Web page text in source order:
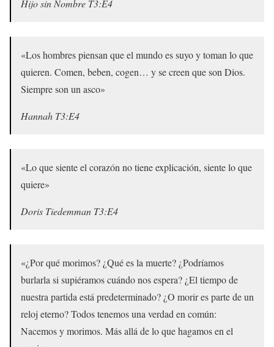
Hijo sin Nombre T3:E4
«Los hombres piensan que el mundo es suyo y toman lo que
quieren. Comen, beben, cogen… y se creen que son Dios.
Siempre son un asco»
Hannah T3:E4
«Lo que siente el corazón no tiene explicación, siente lo que
quiere»
Doris Tiedemman T3:E4
«¿Por qué morimos? ¿Qué es la muerte? ¿Podríamos
burlarla si supiéramos cuándo nos espera? ¿El tiempo de
nuestra partida está predeterminado? ¿O morir es parte de un
reloj eterno? Todos tenemos una verdad en común:
Nacemos y morimos. Más allá de lo que hagamos en el